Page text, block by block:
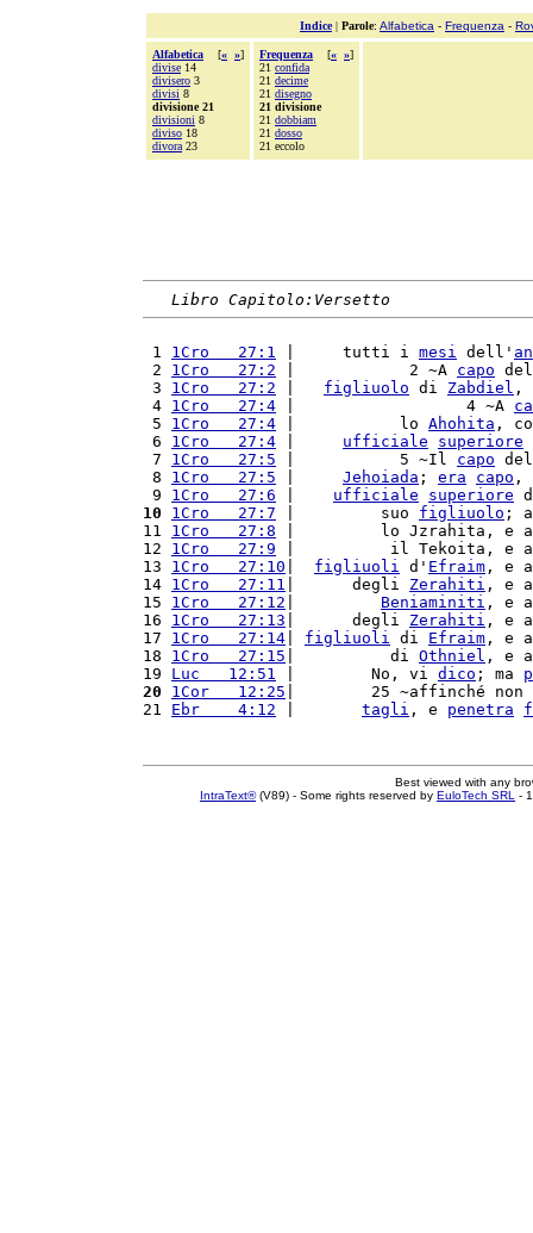
Indice| Parole: Alfabetica - Frequenza -
Alfabetica [« »]
divise 14
divisero 3
divisi 8
divisione 21
divisioni 8
diviso 18
divora 23
Frequenza [« »]
21 confida
21 decime
21 disegno
21 divisione
21 dobbiam
21 dosso
21 eccolo
Libro Capitolo:Versetto
1 1Cro   27:1 |     tutti i mesi dell'
2 1Cro   27:2 |            2 ~A capo
3 1Cro   27:2 figliuolo di Zabdiel ,
4 1Cro   27:4 |                  4 ~A
5 1Cro   27:4 |           lo Ahohita ,
6 1Cro   27:4 ufficiale superiore
7 1Cro   27:5 |           5 ~Il capo
8 1Cro   27:5 Jehoiada ; era capo ,
9 1Cro   27:6 ufficiale superiore
10
1Cro   27:7 |         suo figliuolo ;
11 1Cro   27:8 |         lo Jzrahita, e
12 1Cro   27:9 |          il Tekoita, e
13 1Cro   27:10 figliuoli d' Efraim , e
14 1Cro   27:11 |      degli Zerahiti , e
15 1Cro   27:12 Beniaminiti , e
16 1Cro   27:13 |      degli Zerahiti , e
17 1Cro   27:14 figliuoli di Efraim , e
18 1Cro   27:15 |          di Othniel , e
19 Luc   12:51 |        No, vi dico ; ma
20
1Cor   12:25 |        25 ~affinché
21 Ebr    4:12 tagli , e penetra
Best viewed with any
IntraText®(V89) - Some rights reserved by EuloTech SRL -